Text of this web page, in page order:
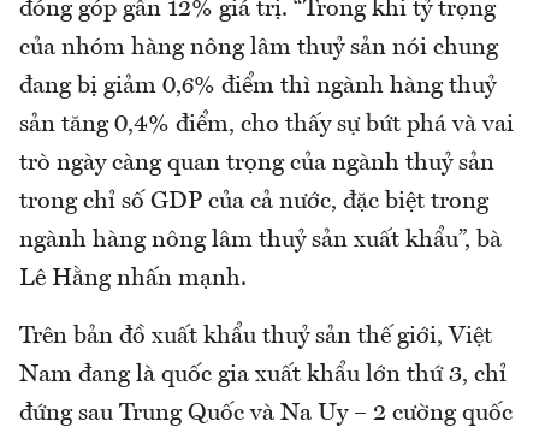
đóng góp gần 12% giá trị. “Trong khi tỷ trọng
của nhóm hàng nông lâm thuỷ sản nói chung
đang bị giảm 0,6% điểm thì ngành hàng thuỷ
sản tăng 0,4% điểm, cho thấy sự bứt phá và vai
trò ngày càng quan trọng của ngành thuỷ sản
trong chỉ số GDP của cả nước, đặc biệt trong
ngành hàng nông lâm thuỷ sản xuất khẩu”, bà
Lê Hằng nhấn mạnh.
Trên bản đồ xuất khẩu thuỷ sản thế giới, Việt
Nam đang là quốc gia xuất khẩu lớn thứ 3, chỉ
đứng sau Trung Quốc và Na Uy – 2 cường quốc